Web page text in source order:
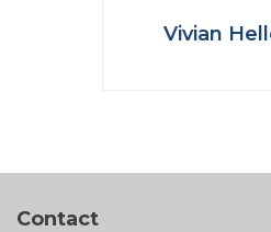
Vivian
YVLO-Zwangerfit
Contact